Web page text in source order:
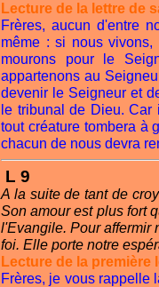
Lecture de la lettre de
Frères, aucun d'entre
même : si nous
mourons pour le
appartenons au
devenir le Seigneur et
le tribunal de Dieu.
tout créature tombera à
chacun de nous devra
L 9
A la suite de tant de
Son amour est plus fort
l'Evangile. Pour affermir
foi. Elle porte notre
Lecture de la
Frères, je vous rappelle